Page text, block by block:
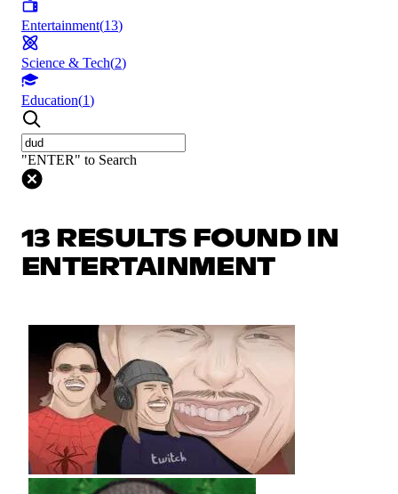
Entertainment(13)
Science & Tech(2)
Education(1)
"ENTER" to Search
13 RESULTS FOUND IN
ENTERTAINMENT